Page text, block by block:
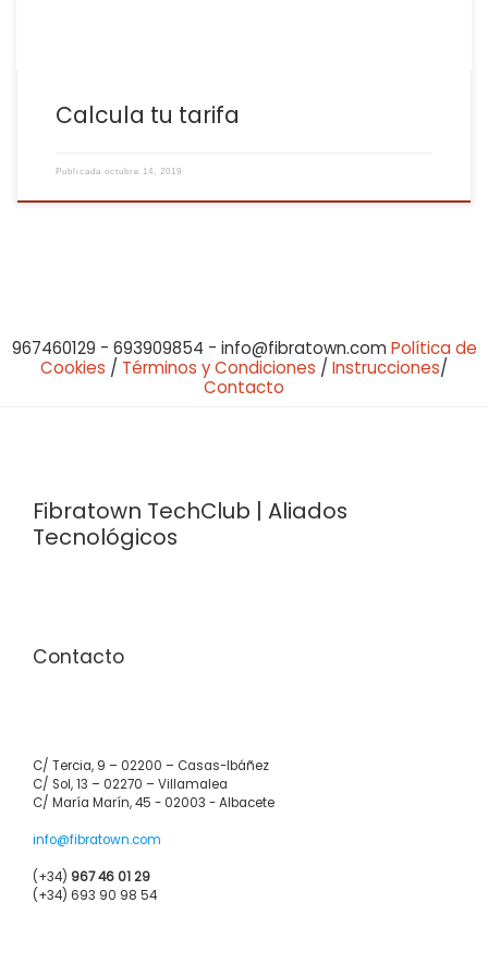
Calcula tu tarifa
Publicada octubre 14, 2019
967460129 - 693909854 - info@fibratown.com Política de
Cookies / Términos y Condiciones / Instrucciones/
Contacto
Fibratown TechClub | Aliados
Tecnológicos
Contacto
C/ Tercia, 9 – 02200 – Casas-Ibáñez
C/ Sol, 13 – 02270 – Villamalea
C/ María Marín, 45 - 02003 - Albacete
info@fibratown.com
(+34) 967 46 01 29
(+34) 693 90 98 54